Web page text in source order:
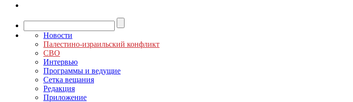
Новости
Палестино-израильский конфликт
СВО
Интервью
Программы и ведущие
Сетка вещания
Редакция
Приложение